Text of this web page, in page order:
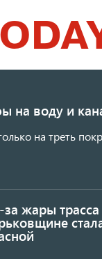
на воду и
на треть
жары трасса